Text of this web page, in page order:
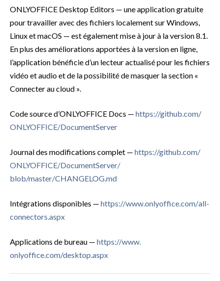
ONLYOFFICE Desktop Editors — une application gratuite
pour travailler avec des fichiers localement sur Windows,
Linux et macOS — est également mise à jour à la version 8.1.
En plus des améliorations apportées à la version en ligne,
l’application bénéficie d’un lecteur actualisé pour les fichiers
vidéo et audio et de la possibilité de masquer la section «
Connecter au cloud ».
Code source d’ONLYOFFICE Docs — https://github.com/
ONLYOFFICE/DocumentServer
Journal des modifications complet — https://github.com/
ONLYOFFICE/DocumentServer/
blob/master/CHANGELOG.md
Intégrations disponibles — https://www.onlyoffice.com/all-
connectors.aspx
Applications de bureau — https://www.
onlyoffice.com/desktop.aspx